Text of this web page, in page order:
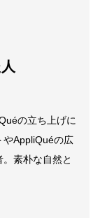
の立ち上げに
やAppliQuéの広
素朴な自然と